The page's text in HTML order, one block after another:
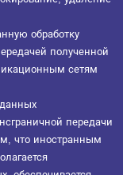
обработку
полученной
сетям
передачи
что иностранным